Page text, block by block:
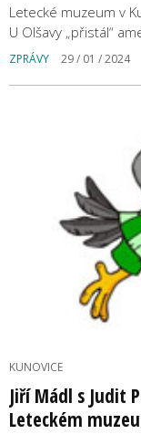
Letecké muzeum v
U Olšavy „přistál“
ZPRÁVY 29 / 01 / 2024
KUNOVICE
Jiří Mádl s Judit
Leteckém muzeu